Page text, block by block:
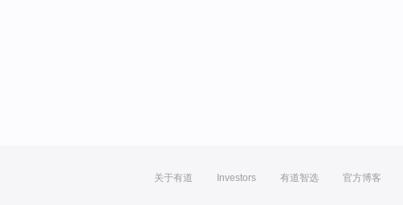
关于有道 Investors 有道智选 官方博客